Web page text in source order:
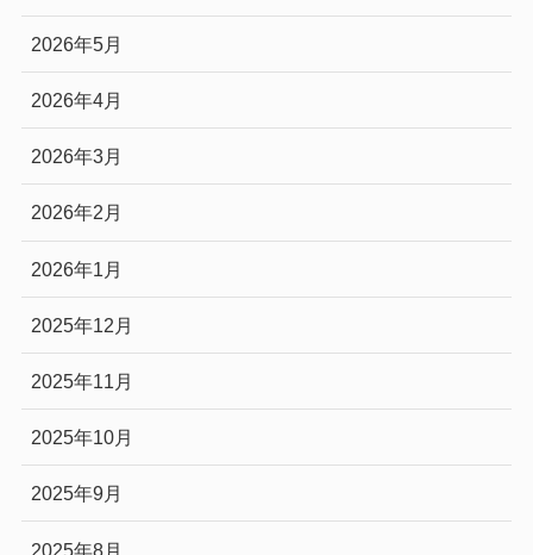
2026年5月
2026年4月
2026年3月
2026年2月
2026年1月
2025年12月
2025年11月
2025年10月
2025年9月
2025年8月